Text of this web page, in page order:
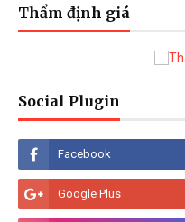
Thẩm định giá
Social Plugin